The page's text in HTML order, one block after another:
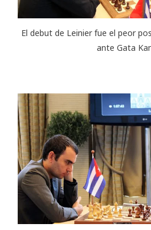
El debut de Leinier fue el peor
ante Gata